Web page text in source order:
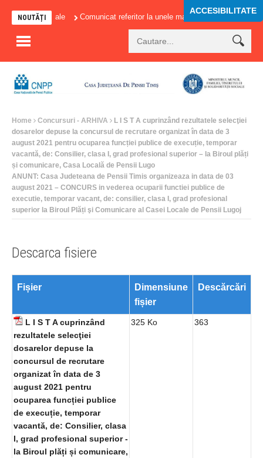
NOUTĂȚIsociale Comunicat referitor la unele masuri adoptate in
Home Concursuri - ARHIVA
L I S T A cuprinzând rezultatele selecţiei
dosarelor depuse la concursul de recrutare organizat în data de 3
august 2021 pentru ocuparea funcției publice de execuție, temporar
vacantă, de: Consilier, clasa I, grad profesional superior – la Biroul plăți
și comunicare, Casa Locală de Pensii Lugo
ANUNT: Casa Judeteana de Pensii Timis organizeaza in data de 03
august 2021 – CONCURS in vederea ocuparii functiei publice de
executie, temporar vacant, de: consilier, clasa I, grad profesional
superior la Biroul Plăți şi Comunicare al Casei Locale de Pensii Lugoj
Descarca fisiere
Fișier
Dimensiune
fișier
Descărcări
L I S T A cuprinzând
rezultatele selecţiei
dosarelor depuse la
concursul de recrutare
organizat în data de 3
august 2021 pentru
ocuparea funcției publice
de execuție, temporar
vacantă, de: Consilier, clasa
I, grad profesional superior -
la Biroul plăți și comunicare,
325 Ko 363
ACCESIBILITATE